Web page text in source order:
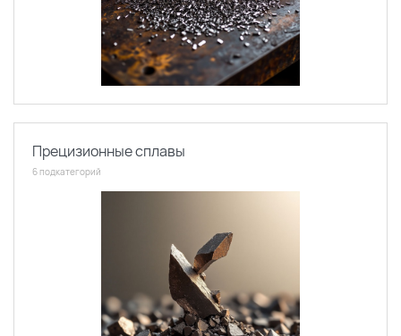
Прецизионные сплавы
6 подкатегорий